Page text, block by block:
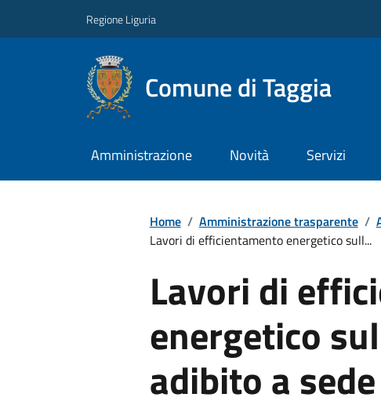
Regione Liguria
Comune di Taggia
Amministrazione Novità Servizi
Home / Amministrazione trasparente /
Lavori di efficientamento energetico sull...
Lavori di
energetico
adibito a